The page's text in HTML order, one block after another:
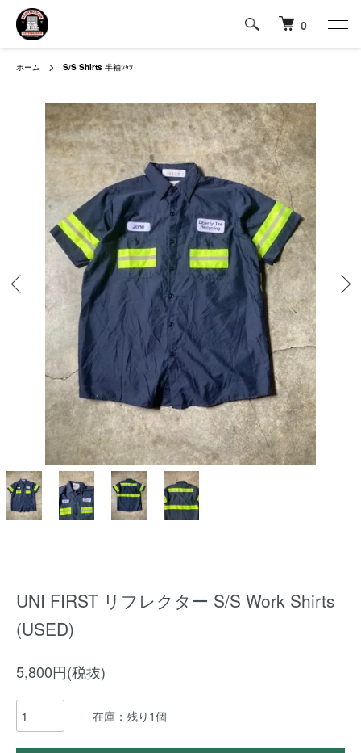
0
ホーム S/S Shirts 半袖ｼｬﾂ
UNI FIRST リフレクター S/S Work Shirts
(USED)
5,800円(税抜)
在庫：残り1個